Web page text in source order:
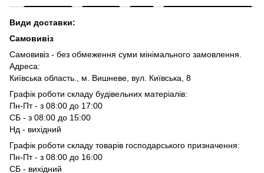
Види доставки:
Самовивіз
Самовивіз - без обмеження суми мінімального замовлення.
Адреса:
Київська область., м. Вишневе, вул. Київська, 8
Графік роботи складу будівельних матеріалів:
Пн-Пт - з 08:00 до 17:00
СБ - з 08:00 до 15:00
Нд - вихідний
Графік роботи складу товарів господарського призначення:
Пн-Пт - з 08:00 до 16:00
СБ - вихідний